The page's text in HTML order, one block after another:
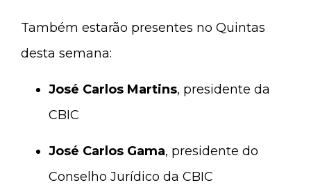
Também estarão presentes no Quintas
desta semana:
José Carlos Martins, presidente da
CBIC
José Carlos Gama, presidente do
Conselho Jurídico da CBIC